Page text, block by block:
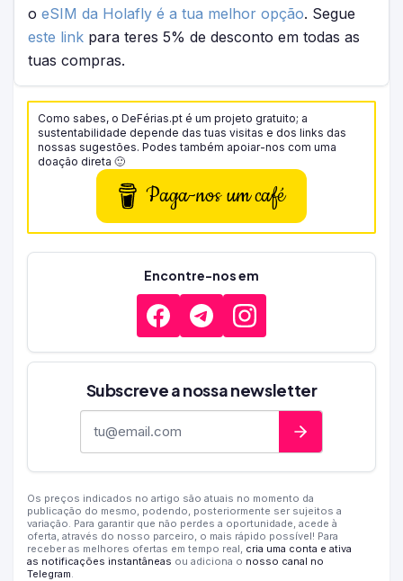
o eSIM da Holafly é a tua melhor opção. Segue
este link para teres 5% de desconto em todas as
tuas compras.
Como sabes, o DeFérias.pt é um projeto gratuito; a
sustentabilidade depende das tuas visitas e dos links das
nossas sugestões. Podes também apoiar-nos com uma
doação direta 🙂
Paga-nos um café
Encontre-nos em
Subscreve a nossa newsletter
Os preços indicados no artigo são atuais no momento da
publicação do mesmo, podendo, posteriormente ser sujeitos a
variação. Para garantir que não perdes a oportunidade, acede à
oferta, através do nosso parceiro, o mais rápido possível! Para
receber as melhores ofertas em tempo real, cria uma conta e ativa
as notificações instantâneas ou adiciona o nosso canal no
Telegram